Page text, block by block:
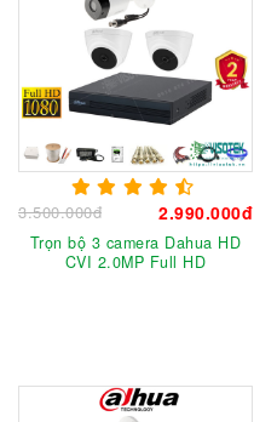
3.500.000đ 2.990.000đ
Trọn bộ 3 camera Dahua HD
CVI 2.0MP Full HD